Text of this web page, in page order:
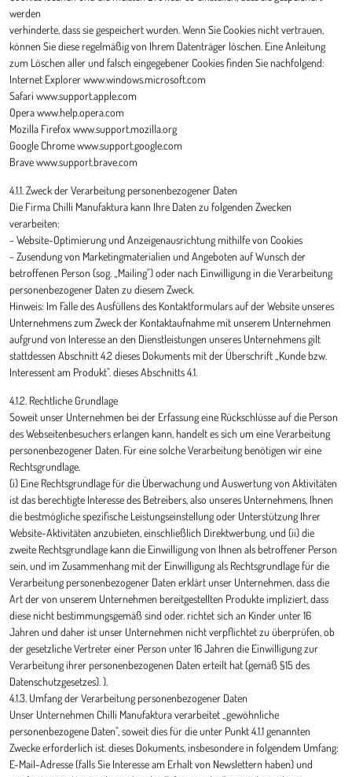
werden
verhinderte, dass sie gespeichert wurden. Wenn Sie Cookies nicht vertrauen,
können Sie diese regelmäßig von Ihrem Datenträger löschen. Eine Anleitung
zum Löschen aller und falsch eingegebener Cookies finden Sie nachfolgend:
Internet Explorer www.windows.microsoft.com
Safari www.support.apple.com
Opera www.help.opera.com
Mozilla Firefox www.support.mozilla.org
Google Chrome www.support.google.com
Brave www.support.brave.com
4.1.1. Zweck der Verarbeitung personenbezogener Daten
Die Firma Chilli Manufaktura kann Ihre Daten zu folgenden Zwecken
verarbeiten:
- Website-Optimierung und Anzeigenausrichtung mithilfe von Cookies
- Zusendung von Marketingmaterialien und Angeboten auf Wunsch der
betroffenen Person (sog. „Mailing") oder nach Einwilligung in die Verarbeitung
personenbezogener Daten zu diesem Zweck.
Hinweis: Im Falle des Ausfüllens des Kontaktformulars auf der Website unseres
Unternehmens zum Zweck der Kontaktaufnahme mit unserem Unternehmen
aufgrund von Interesse an den Dienstleistungen unseres Unternehmens gilt
stattdessen Abschnitt 4.2 dieses Dokuments mit der Überschrift „Kunde bzw.
Interessent am Produkt". dieses Abschnitts 4.1.
4.1.2. Rechtliche Grundlage
Soweit unser Unternehmen bei der Erfassung eine Rückschlüsse auf die Person
des Webseitenbesuchers erlangen kann, handelt es sich um eine Verarbeitung
personenbezogener Daten. Für eine solche Verarbeitung benötigen wir eine
Rechtsgrundlage.
(i) Eine Rechtsgrundlage für die Überwachung und Auswertung von Aktivitäten
ist das berechtigte Interesse des Betreibers, also unseres Unternehmens, Ihnen
die bestmögliche spezifische Leistungseinstellung oder Unterstützung Ihrer
Website-Aktivitäten anzubieten, einschließlich Direktwerbung, und (ii) die
zweite Rechtsgrundlage kann die Einwilligung von Ihnen als betroffener Person
sein, und im Zusammenhang mit der Einwilligung als Rechtsgrundlage für die
Verarbeitung personenbezogener Daten erklärt unser Unternehmen, dass die
Art der von unserem Unternehmen bereitgestellten Produkte impliziert, dass
diese nicht bestimmungsgemäß sind oder. richtet sich an Kinder unter 16
Jahren und daher ist unser Unternehmen nicht verpflichtet zu überprüfen, ob
der gesetzliche Vertreter einer Person unter 16 Jahren die Einwilligung zur
Verarbeitung ihrer personenbezogenen Daten erteilt hat (gemäß §15 des
Datenschutzgesetzes). ).
4.1.3. Umfang der Verarbeitung personenbezogener Daten
Unser Unternehmen Chilli Manufaktura verarbeitet „gewöhnliche
personenbezogene Daten", soweit dies für die unter Punkt 4.1.1 genannten
Zwecke erforderlich ist. dieses Dokuments, insbesondere in folgendem Umfang:
E-Mail-Adresse (falls Sie Interesse am Erhalt von Newslettern haben) und